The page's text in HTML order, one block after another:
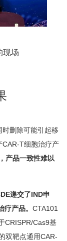
现场
删除可能引起移
CAR-T细胞治疗产
产品一致性难以
递交了IND申
产品。 CTA101
CRISPR/Cas9基
双靶点通用CAR-